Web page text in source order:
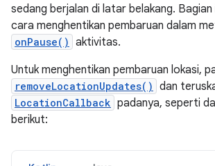
sedang berjalan di latar belakang. Bagian
cara menghentikan pembaruan dalam
onPause() aktivitas.
Untuk menghentikan pembaruan lokasi,
removeLocationUpdates() dan
LocationCallback padanya, seperti
berikut: